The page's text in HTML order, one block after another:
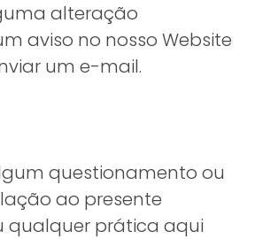
alteração
aviso no nosso Website
um e-mail.
questionamento ou
ao presente
qualquer prática aqui